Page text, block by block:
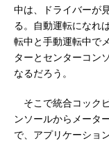
中は、ドライバーが
る。自動運転になれ
転中と手動運転中で
ターとセンターコン
なるだろう。
そこで統合コック
ンソールからメータ
で、アプリケーショ